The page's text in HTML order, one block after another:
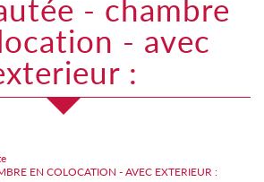
- avec
:
EN COLOCATION - AVEC EXTERIEUR :